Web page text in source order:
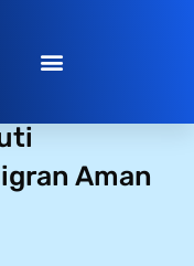
Siswa
Aman